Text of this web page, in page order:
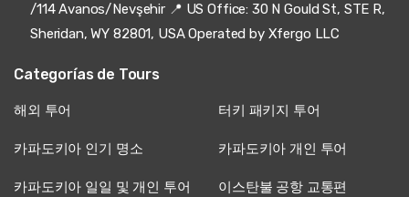
/114 Avanos/Nevşehir 📍 US Office: 30 N Gould St, STE R,
Sheridan, WY 82801, USA Operated by Xfergo LLC
Categorías de Tours
해외 투어 터키 패키지 투어
카파도키아 인기 명소 카파도키아 개인 투어
카파도키아 일일 및 개인 투어 이스탄불 공항 교통편